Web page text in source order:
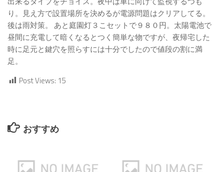
り。見え方で設置場所を決めるが電源問題はクリアしてる。
後は雨対策。 あと庭園灯３こセットで９８０円。太陽電池で
昼間に充電して暗くなるとつく簡単な物ですが、夜帰宅した
時に足元と鍵穴を照らすには十分でしたので値段の割に満
足。
Post Views: 15
おすすめ